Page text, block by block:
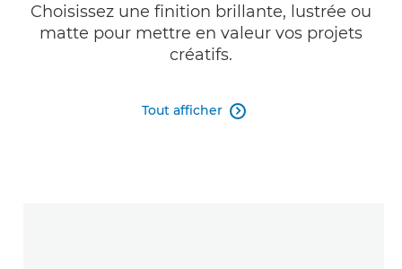
Choisissez une finition brillante, lustrée ou
matte pour mettre en valeur vos projets
créatifs.
Tout afficher 